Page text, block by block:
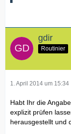
gdir
Routinier
1. April 2014 um 15:34
Habt Ihr die
explizit prüfen
herausgestellt und